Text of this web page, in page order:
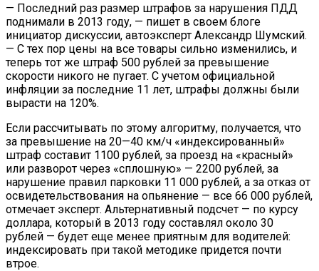
— Последний раз размер штрафов за нарушения ПДД
поднимали в 2013 году, — пишет в своем блоге
инициатор дискуссии, автоэксперт Александр Шумский.
— С тех пор цены на все товары сильно изменились, и
теперь тот же штраф 500 рублей за превышение
скорости никого не пугает. С учетом официальной
инфляции за последние 11 лет, штрафы должны были
вырасти на 120%.
Если рассчитывать по этому алгоритму, получается, что
за превышение на 20—40 км/ч «индексированный»
штраф составит 1100 рублей, за проезд на «красный»
или разворот через «сплошную» — 2200 рублей, за
нарушение правил парковки 11 000 рублей, а за отказ от
освидетельствования на опьянение — все 66 000 рублей,
отмечает эксперт. Альтернативный подсчет — по курсу
доллара, который в 2013 году составлял около 30
рублей — будет еще менее приятным для водителей:
индексировать при такой методике придется почти
втрое.